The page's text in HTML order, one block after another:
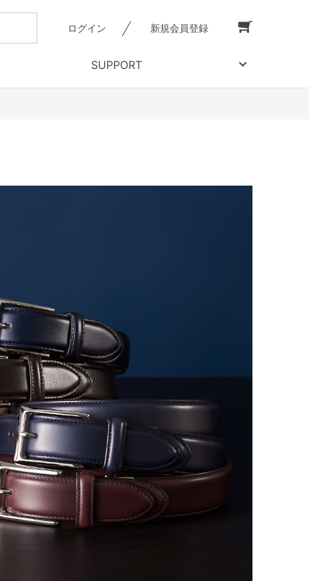
ログイン 新規会員登録
SUPPORT